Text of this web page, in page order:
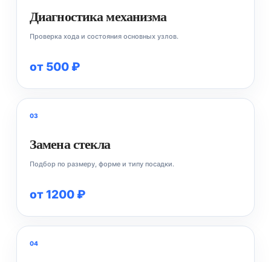
Диагностика механизма
Проверка хода и состояния основных узлов.
от 500 ₽
03
Замена стекла
Подбор по размеру, форме и типу посадки.
от 1200 ₽
04